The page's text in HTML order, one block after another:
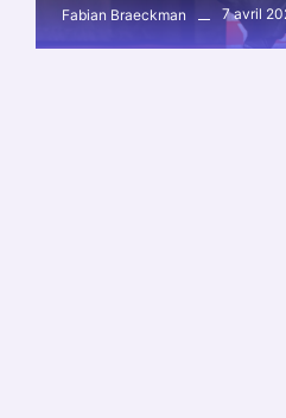
Fabian Braeckman 7 avril